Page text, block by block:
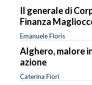
Il generale di
Finanza
Emanuele Floris
Alghero, malore
azione
Caterina Fiori